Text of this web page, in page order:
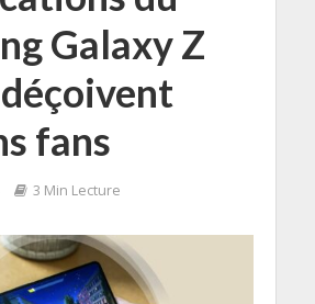
Galaxy Z
fans
3 Min Lecture